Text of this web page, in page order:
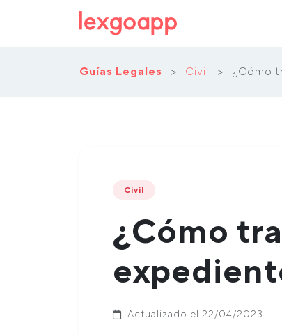
Guías Legales > Civil > ¿Cómo
Civil
¿Cómo
Actualizado el 22/04/2023